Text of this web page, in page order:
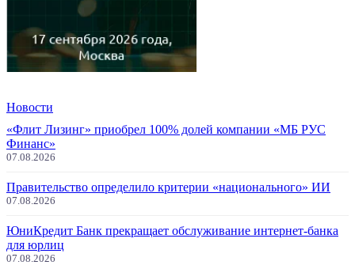
Новости
«Флит Лизинг» приобрел 100% долей компании «МБ РУС
Финанс»
07.08.2026
Правительство определило критерии «национального» ИИ
07.08.2026
ЮниКредит Банк прекращает обслуживание интернет-банка
для юрлиц
07.08.2026